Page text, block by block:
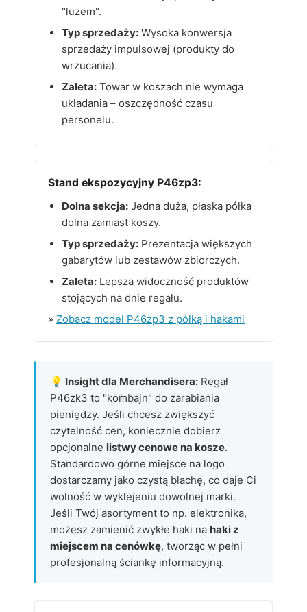
"luzem".
Typ sprzedaży: Wysoka konwersja
sprzedaży impulsowej (produkty do
wrzucania).
Zaleta: Towar w koszach nie wymaga
układania – oszczędność czasu
personelu.
Stand ekspozycyjny P46zp3:
Dolna sekcja: Jedna duża, płaska półka
dolna zamiast koszy.
Typ sprzedaży: Prezentacja większych
gabarytów lub zestawów zbiorczych.
Zaleta: Lepsza widoczność produktów
stojących na dnie regału.
» Zobacz model P46zp3 z półką i hakami
💡 Insight dla Merchandisera: Regał
P46zk3 to "kombajn" do zarabiania
pieniędzy. Jeśli chcesz zwiększyć
czytelność cen, koniecznie dobierz
opcjonalne listwy cenowe na kosze.
Standardowo górne miejsce na logo
dostarczamy jako czystą blachę, co daje Ci
wolność w wyklejeniu dowolnej marki.
Jeśli Twój asortyment to np. elektronika,
możesz zamienić zwykłe haki na haki z
miejscem na cenówkę, tworząc w pełni
profesjonalną ściankę informacyjną.